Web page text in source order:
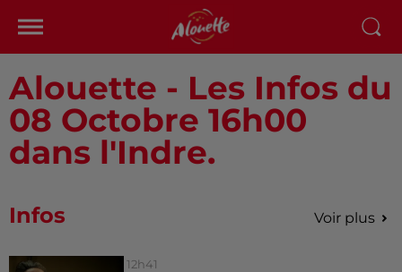
Alouette - Les Infos du
08 Octobre 16h00
dans l'Indre.
Infos Voir plus
12h41